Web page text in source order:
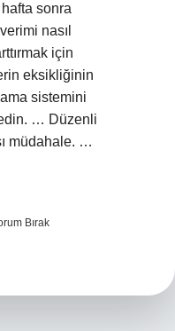
sonra
nasıl
için
eksikliğinin
sistemini
… Düzenli
müdahale. …
Bırak